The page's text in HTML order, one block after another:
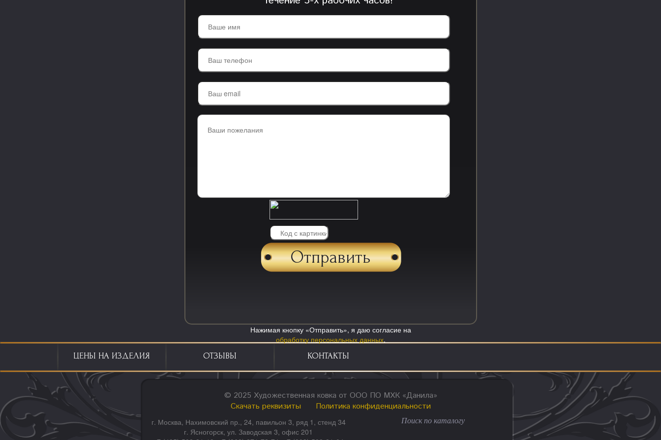
Нажимая кнопку «Отправить», я даю согласие на
обработку персональных данных.
ЦЕНЫ НА ИЗДЕЛИЯ ОТЗЫВЫ КОНТАКТЫ
© 2025 Художественная ковка от ООО ПО МХК «Данила»
Скачать реквизиты
Политика конфиденциальности
г. Москва, Нахимовский пр., 24, павильон 3, ряд 1, стенд 34
г. Ясногорск, ул. Заводская 3, офис 201